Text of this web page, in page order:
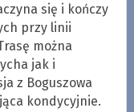
się i kończy
przy linii
można
jak i
z Boguszowa
kondycyjnie.